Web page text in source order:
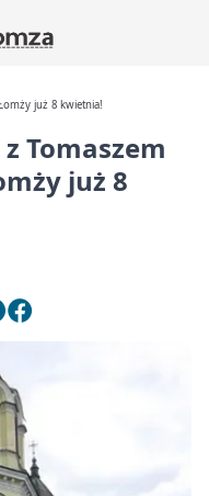
już 8 kwietnia!
Tomaszem
już 8